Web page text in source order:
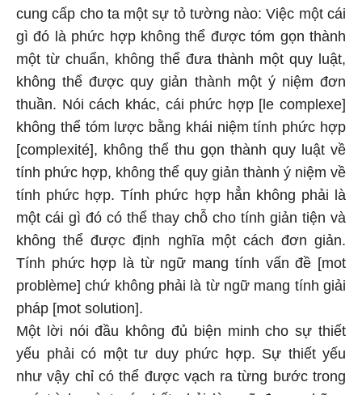
cung cấp cho ta một sự tỏ tường nào: Việc một cái
gì đó là phức hợp không thể được tóm gọn thành
một từ chuẩn, không thể đưa thành một quy luật,
không thể được quy giản thành một ý niệm đơn
thuần. Nói cách khác, cái phức hợp [le complexe]
không thể tóm lược bằng khái niệm tính phức hợp
[complexité], không thể thu gọn thành quy luật về
tính phức hợp, không thể quy giản thành ý niệm về
tính phức hợp. Tính phức hợp hẳn không phải là
một cái gì đó có thể thay chỗ cho tính giản tiện và
không thể được định nghĩa một cách đơn giản.
Tính phức hợp là từ ngữ mang tính vấn đề [mot
problème] chứ không phải là từ ngữ mang tính giải
pháp [mot solution].
Một lời nói đầu không đủ biện minh cho sự thiết
yếu phải có một tư duy phức hợp. Sự thiết yếu
như vậy chỉ có thể được vạch ra từng bước trong